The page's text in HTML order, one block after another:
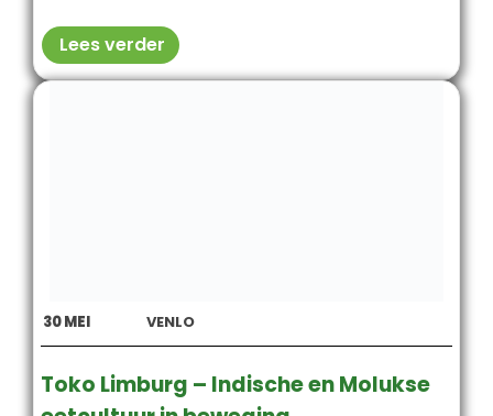
Lees verder
30MEI VENLO
Toko Limburg – Indische en Molukse